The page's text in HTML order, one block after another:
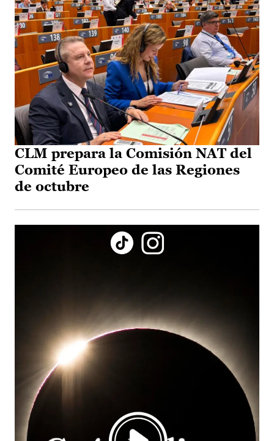
CLM prepara la Comisión NAT del
Comité Europeo de las Regiones
de octubre